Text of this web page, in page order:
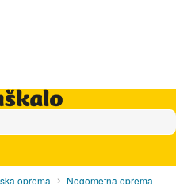
oprema Nogometna oprema